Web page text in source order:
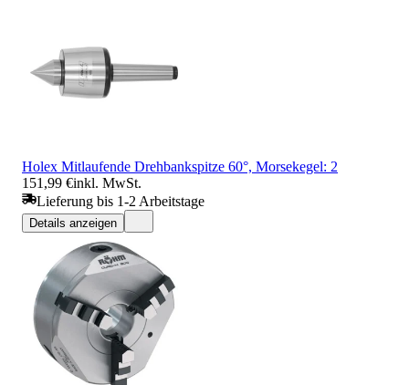
Holex Mitlaufende Drehbankspitze 60°, Morsekegel: 2
151,99 €inkl. MwSt.
Lieferung bis 1-2 Arbeitstage
Details anzeigen